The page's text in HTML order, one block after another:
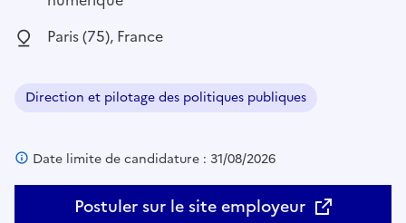
Localisation :
Paris (75), France
Domaine :
Direction et pilotage des politiques publiques
Postuler sur le site employeur
Date limite de candidature : 31/08/2026